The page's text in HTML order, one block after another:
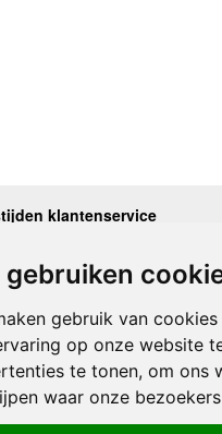
gebruiken
gebruik van
op onze website
te tonen, om ons
waar onze
klantenservice
10.00 - 12.30 en 13.30 - 17.00
10.00 - 12.30 en 13.30 - 17.00
gesloten
gesloten